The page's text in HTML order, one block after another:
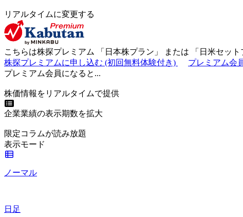
リアルタイムに変更する
こちらは株探プレミアム 「 日本株プラン 」 または 「 日米セット
株探プレミアムに申し込む (初回無料体験付き)
プレミアム会
プレミアム会員になると...
株価情報をリアルタイムで提供
企業業績の表示期数を拡大
限定コラムが読み放題
表示モード
ノーマル
日足